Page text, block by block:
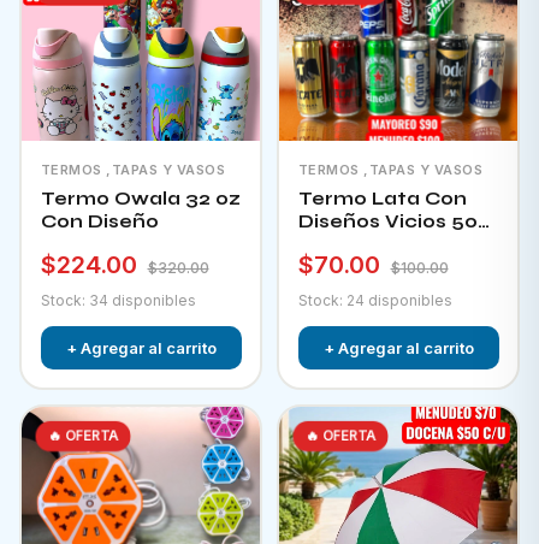
TERMOS ,TAPAS Y VASOS
Termo Owala 32 oz
Con Diseño
$224.00
$320.00
Stock: 34 disponibles
+ Agregar al carrito
TERMOS ,TAPAS Y VASOS
Termo Lata Con
Diseños Vicios 500
$70.00
$100.00
Stock: 24 disponibles
+ Agregar al carrito
🔥 OFERTA 🔥 OFERTA